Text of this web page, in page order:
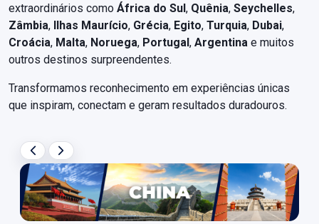
extraordinários como África do Sul, Quênia, Seychelles,
Zâmbia, Ilhas Maurício, Grécia, Egito, Turquia, Dubai,
Croácia, Malta, Noruega, Portugal, Argentina e muitos
outros destinos surpreendentes.
Transformamos reconhecimento em experiências únicas
que inspiram, conectam e geram resultados duradouros.